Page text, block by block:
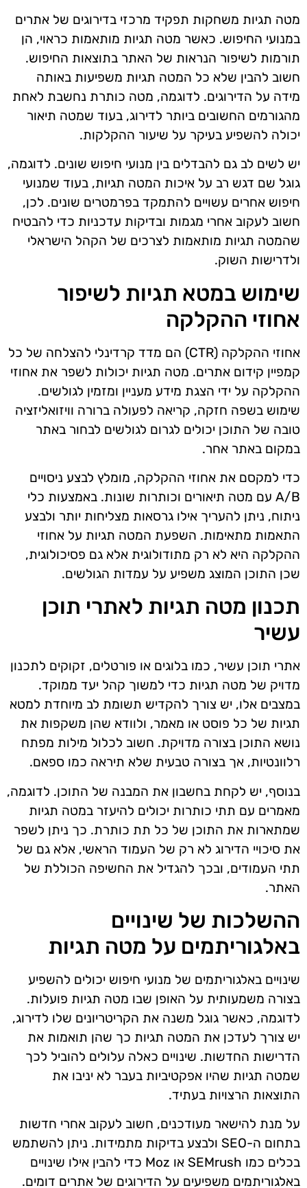
מטה תגיות משחקות תפקיד מרכזי בדירוגים של אתרים
במנועי החיפוש. כאשר מטה תגיות מותאמות כראוי, הן
תורמות לשיפור הנראות של האתר בתוצאות החיפוש.
חשוב להבין שלא כל המטה תגיות משפיעות באותה
מידה על הדירוגים. לדוגמה, מטה כותרת נחשבת לאחת
מהגורמים החשובים ביותר לדירוג, בעוד שמטה תיאור
יכולה להשפיע בעיקר על שיעור ההקלקות.
יש לשים לב גם להבדלים בין מנועי חיפוש שונים. לדוגמה,
גוגל שם דגש רב על איכות המטה תגיות, בעוד שמנועי
חיפוש אחרים עשויים להתמקד בפרמטרים שונים. לכן,
חשוב לעקוב אחרי מגמות ובדיקות עדכניות כדי להבטיח
שהמטה תגיות מותאמות לצרכים של הקהל הישראלי
ולדרישות השוק.
שימוש במטא תגיות לשיפור
אחוזי ההקלקה
אחוזי ההקלקה (CTR) הם מדד קרדינלי להצלחה של כל
קמפיין קידום אתרים. מטה תגיות יכולות לשפר את אחוזי
ההקלקה על ידי הצגת מידע מעניין ומזמין לגולשים.
שימוש בשפה חזקה, קריאה לפעולה ברורה וויזואליזציה
טובה של התוכן יכולים לגרום לגולשים לבחור באתר
במקום באתר אחר.
כדי למקסם את אחוזי ההקלקה, מומלץ לבצע ניסויים
A/B עם מטה תיאורים וכותרות שונות. באמצעות כלי
ניתוח, ניתן להעריך אילו גרסאות מצליחות יותר ולבצע
התאמות מתאימות. השפעת המטה תגיות על אחוזי
ההקלקה היא לא רק מתודולוגית אלא גם פסיכולוגית,
שכן התוכן המוצג משפיע על עמדות הגולשים.
תכנון מטה תגיות לאתרי תוכן
עשיר
אתרי תוכן עשיר, כמו בלוגים או פורטלים, זקוקים לתכנון
מדויק של מטה תגיות כדי למשוך קהל יעד ממוקד.
במצבים אלו, יש צורך להקדיש תשומת לב מיוחדת למטא
תגיות של כל פוסט או מאמר, ולוודא שהן משקפות את
נושא התוכן בצורה מדויקת. חשוב לכלול מילות מפתח
רלוונטיות, אך בצורה טבעית שלא תיראה כמו ספאם.
בנוסף, יש לקחת בחשבון את המבנה של התוכן. לדוגמה,
מאמרים עם תתי כותרות יכולים להיעזר במטה תגיות
שמתארות את התוכן של כל תת כותרת. כך ניתן לשפר
את סיכויי הדירוג לא רק של העמוד הראשי, אלא גם של
תתי העמודים, ובכך להגדיל את החשיפה הכוללת של
האתר.
ההשלכות של שינויים
באלגוריתמים על מטה תגיות
שינויים באלגוריתמים של מנועי חיפוש יכולים להשפיע
בצורה משמעותית על האופן שבו מטה תגיות פועלות.
לדוגמה, כאשר גוגל משנה את הקריטריונים שלו לדירוג,
יש צורך לעדכן את המטה תגיות כך שהן תואמות את
הדרישות החדשות. שינויים כאלה עלולים להוביל לכך
שמטה תגיות שהיו אפקטיביות בעבר לא יניבו את
התוצאות הרצויות בעתיד.
על מנת להישאר מעודכנים, חשוב לעקוב אחרי חדשות
בתחום ה-SEO ולבצע בדיקות מתמידות. ניתן להשתמש
בכלים כמו SEMrush או Moz כדי להבין אילו שינויים
באלגוריתמים משפיעים על הדירוגים של אתרים דומים.